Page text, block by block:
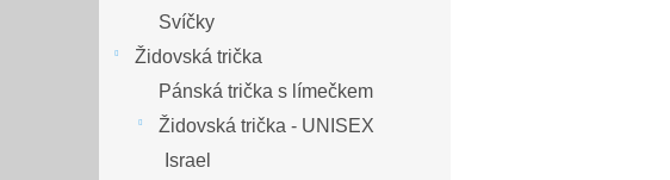
Svíčky
Židovská trička
Pánská trička s límečkem
Židovská trička - UNISEX
Israel